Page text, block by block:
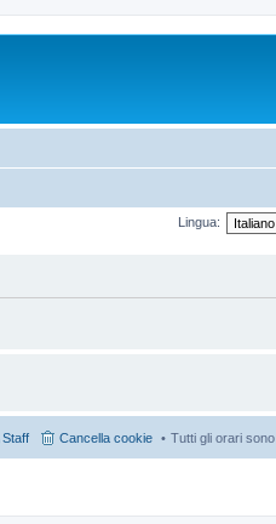
Lingua:
Tutti gli orari sono
Cancella cookie
Staff